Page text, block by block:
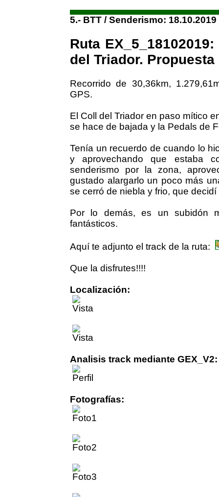
5.- BTT / Senderismo: 18.10.2019
Ruta
del Triador. Propuesta
Recorrido de 30,36km,
GPS.
El Coll del Triador en paso mítico
se hace de bajada y la Pedals de
Tenía un recuerdo de cuando lo
y aprovechando que estaba
senderismo por la zona,
gustado alargarlo un poco más
se cerró de niebla y frio, que
Por lo demás, es un subidón
fantásticos.
Aquí te adjunto el track de la ruta:
Que la disfrutes!!!!
Localización:
Analisis track mediante GEX_V2:
Fotografías: